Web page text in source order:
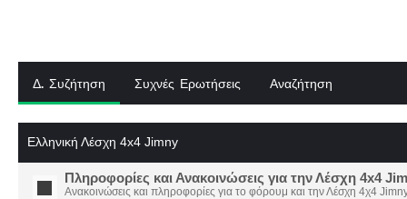
Δ. Συζήτηση Συχνές Ερωτήσεις Αναζήτηση
Ελληνική Λέσχη 4x4 Jimny
Πληροφορίες και Ανακοινώσεις για την Λέσχη 4x4
Ανακοινώσεις και πληροφορίες για το φόρουμ και την Λέσχη 4χ4